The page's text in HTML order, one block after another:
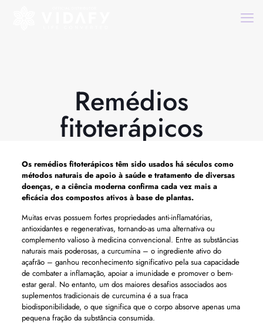
Remédios
fitoterápicos
Os remédios fitoterápicostêm sido usados ​​há séculos como
métodos naturais de apoio à saúde e tratamento de diversas
doenças, e a ciência moderna confirma cada vez mais a
eficácia dos compostos ativos à base de plantas.
Muitas ervas possuem fortes propriedades anti-inflamatórias,
antioxidantes e regenerativas, tornando-as uma alternativa ou
complemento valioso à medicina convencional. Entre as substâncias
naturais mais poderosas, a curcumina – o ingrediente ativo do
açafrão – ganhou reconhecimento significativo pela sua capacidade
de combater a inflamação, apoiar a imunidade e promover o bem-
estar geral. No entanto, um dos maiores desafios associados aos
suplementos tradicionais de curcumina é a sua fraca
biodisponibilidade, o que significa que o corpo absorve apenas uma
pequena fração da substância consumida.